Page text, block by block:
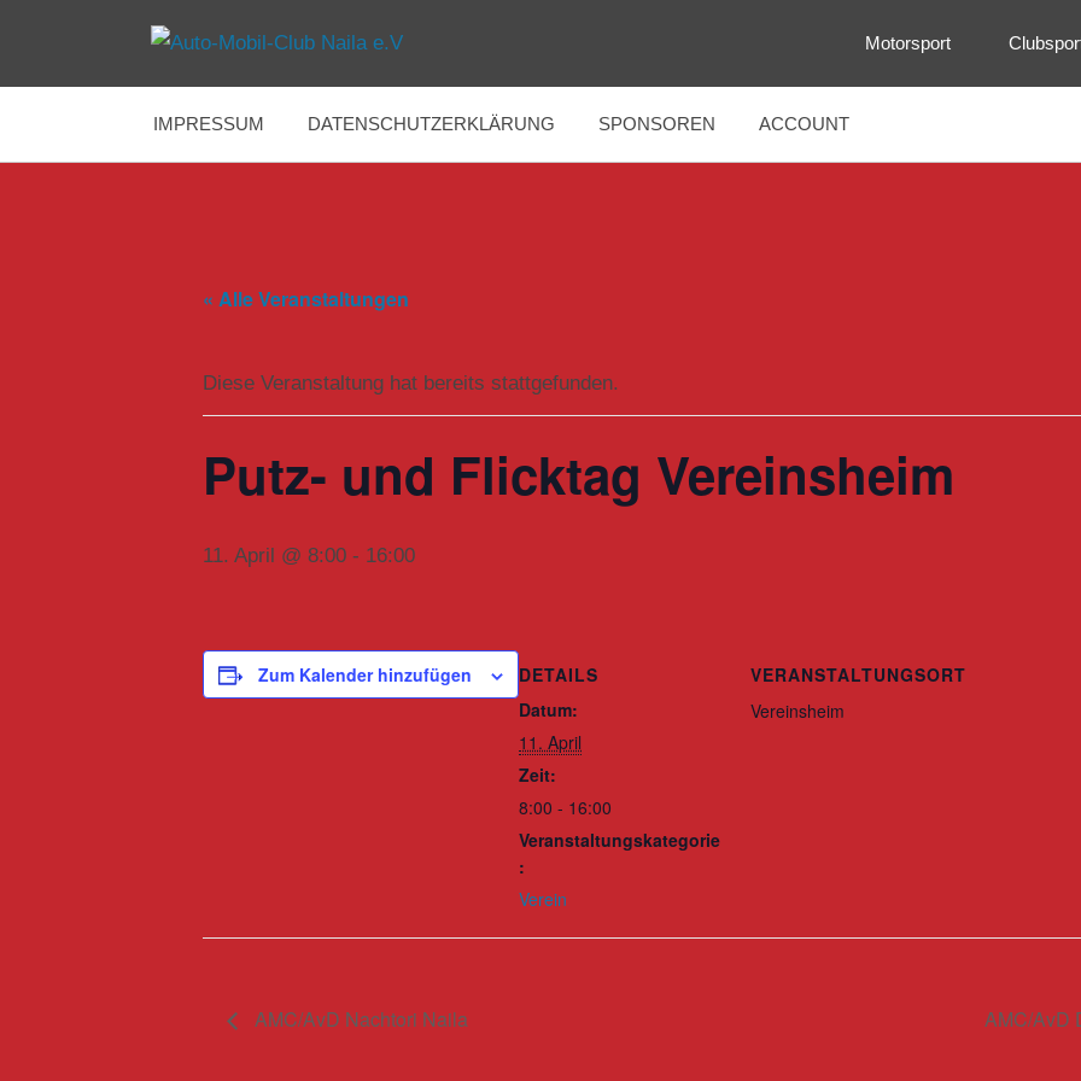
springen
Auto-
Mobil-
am
Limit
Motorsport
IMPRESSUM DATENSCHUTZERKLÄRUNG SPONSOREN ACCOUNT
« Alle Veranstaltungen
Diese Veranstaltung hat bereits stattgefunden.
Putz- und Flicktag Vereinsheim
11. April @ 8:00 - 16:00
Zum Kalender hinzufügen
DETAILS
Datum:
11. April
Zeit:
8:00 - 16:00
Veranstaltungskategorie
:
Verein
VERANSTALTUNGSORT
Vereinsheim
AMC/AvD Nachtori Naila AMC/AvD